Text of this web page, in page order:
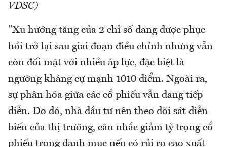
VDSC)
"Xu hướng tăng của 2 chỉ số đang được phục
hồi trở lại sau giai đoạn điều chỉnh nhưng vẫn
còn đối mặt với nhiều áp lực, đặc biệt là
ngưỡng kháng cự mạnh 1010 điểm. Ngoài ra,
sự phân hóa giữa các cổ phiếu vẫn đang tiếp
diễn. Do đó, nhà đầu tư nên theo dõi sát diễn
biến của thị trường, cân nhắc giảm tỷ trọng cổ
phiếu trong danh mục nếu có rủi ro cao xuất